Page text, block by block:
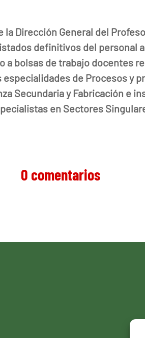
la Dirección General del
definitivos del personal
bolsas de trabajo docentes
de Procesos y
Secundaria y Fabricación e
en Sectores
0 comentarios